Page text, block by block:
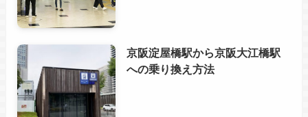
京阪淀屋橋駅から京阪大江橋駅
への乗り換え方法